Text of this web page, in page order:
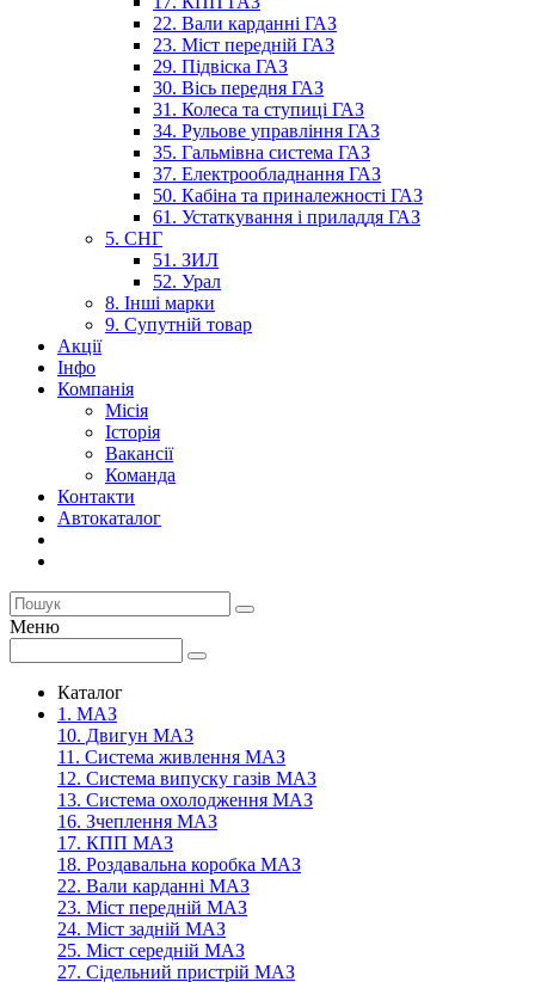
22. Вали карданні ГАЗ
23. Міст передній ГАЗ
29. Підвіска ГАЗ
30. Вісь передня ГАЗ
31. Колеса та ступиці ГАЗ
34. Рульове управління ГАЗ
35. Гальмівна система ГАЗ
37. Електрообладнання ГАЗ
50. Кабіна та приналежності ГАЗ
61. Устаткування і приладдя ГАЗ
5. СНГ
51. ЗИЛ
52. Урал
8. Інші марки
9. Супутній товар
Акції
Інфо
Компанія
Місія
Історія
Вакансії
Команда
Контакти
Автокаталог
Меню
Каталог
1. МАЗ
10. Двигун МАЗ
11. Система живлення МАЗ
12. Система випуску газів МАЗ
13. Система охолодження МАЗ
16. Зчеплення МАЗ
17. КПП МАЗ
18. Роздавальна коробка МАЗ
22. Вали карданні МАЗ
23. Міст передній МАЗ
24. Міст задній МАЗ
25. Міст середній МАЗ
27. Сідельний пристрій МАЗ